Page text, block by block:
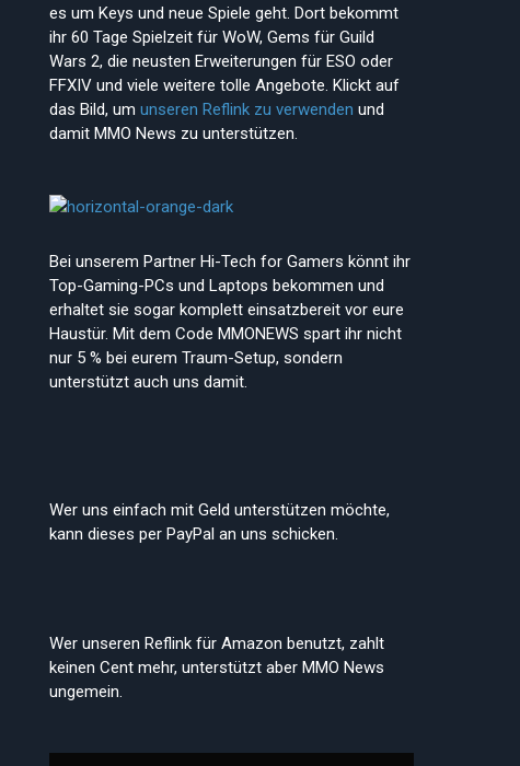
es um Keys und neue Spiele geht. Dort bekommt
ihr 60 Tage Spielzeit für WoW, Gems für Guild
Wars 2, die neusten Erweiterungen für ESO oder
FFXIV und viele weitere tolle Angebote. Klickt auf
das Bild, um unseren Reflink zu verwenden und
damit MMO News zu unterstützen.
Bei unserem Partner Hi-Tech for Gamers könnt ihr
Top-Gaming-PCs und Laptops bekommen und
erhaltet sie sogar komplett einsatzbereit vor eure
Haustür. Mit dem Code MMONEWS spart ihr nicht
nur 5 % bei eurem Traum-Setup, sondern
unterstützt auch uns damit.
Wer uns einfach mit Geld unterstützen möchte,
kann dieses per PayPal an uns schicken.
Wer unseren Reflink für Amazon benutzt, zahlt
keinen Cent mehr, unterstützt aber MMO News
ungemein.